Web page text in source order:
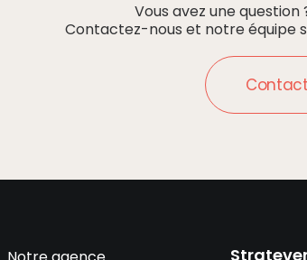
Vous avez une
Contactez-nous et notre équipe